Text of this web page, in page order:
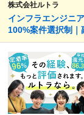
株式会社ルトラ
インフラエンジニ
100%案件選択制